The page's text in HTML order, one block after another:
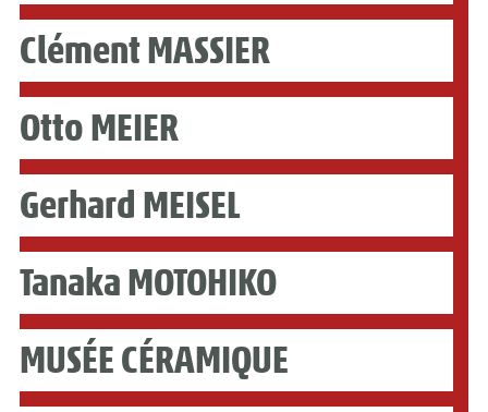
Clément MASSIER
Otto MEIER
Gerhard MEISEL
Tanaka MOTOHIKO
MUSÉE CÉRAMIQUE